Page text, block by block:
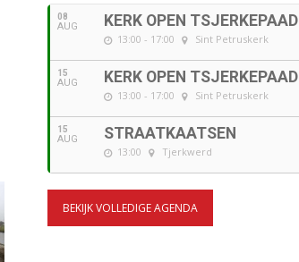
08
AUG KERK OPEN TSJERKEPAAD
13:00 - 17:00 Sint Petruskerk
15
AUG KERK OPEN TSJERKEPAAD
13:00 - 17:00 Sint Petruskerk
15
AUG STRAATKAATSEN
13:00 Tjerkwerd
BEKIJK VOLLEDIGE AGENDA